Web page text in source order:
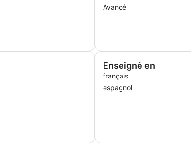
Avancé
Enseigné en
français
espagnol